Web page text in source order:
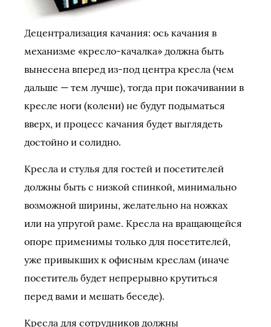
Децентрализация качания: ось качания в
механизме «кресло-качалка» должна быть
вынесена вперед из-под центра кресла (чем
дальше — тем лучше), тогда при покачивании в
кресле ноги (колени) не будут подыматься
вверх, и процесс качания будет выглядеть
достойно и солидно.
Кресла и стулья для гостей и посетителей
должны быть с низкой спинкой, минимально
возможной ширины, желательно на ножках
или на упругой раме. Кресла на вращающейся
опоре применимы только для посетителей,
уже привыкших к офисным креслам (иначе
посетитель будет непрерывно крутиться
перед вами и мешать беседе).
Кресла для сотрудников должны